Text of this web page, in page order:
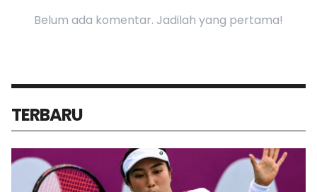
Belum ada komentar. Jadilah yang pertama!
TERBARU